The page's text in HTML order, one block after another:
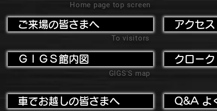
Home page top screen
ご来場の皆さまへ
To visitors
ＧＩＧＳ館内図
GIGS'S map
アクセ
クローク
車でお越しの皆さまへ Q&A よ